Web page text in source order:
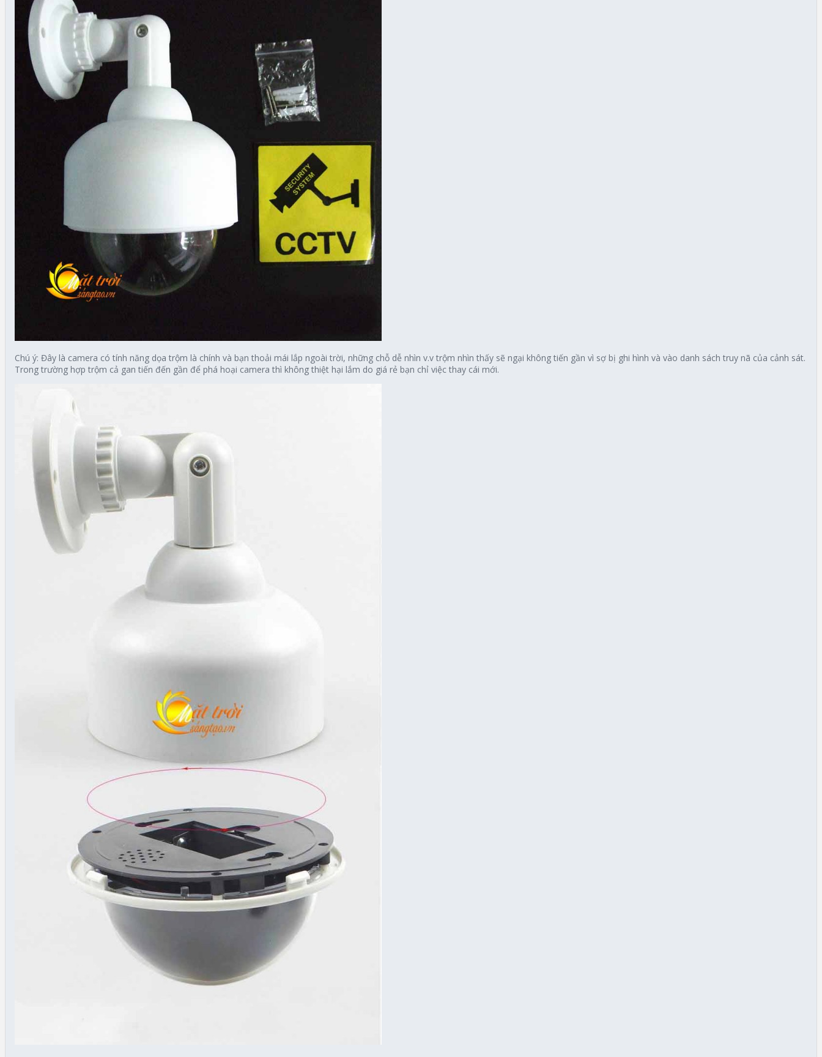
Chú ý: Đây là camera có tính năng dọa trộm là chính và bạn thoải mái lắp ngoài trời, những chỗ dễ nhìn v.v trộm nhìn thấy sẽ ngại không tiến gần vì sợ bị ghi hình và vào danh sách truy nã của cảnh sát.
Trong trường hợp trộm cả gan tiến đến gần để phá hoại camera thì không thiệt hại lắm do giá rẻ bạn chỉ việc thay cái mới.